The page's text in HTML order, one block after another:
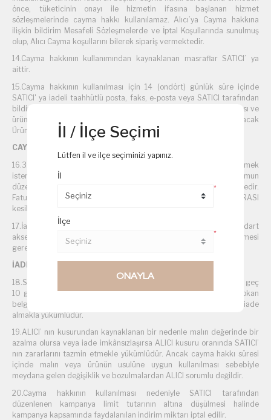
önce, tüketicinin onayı ile hizmetin ifasına başlanan hizmet
sözleşmelerinde cayma hakkı kullanılamaz. Alıcı’ya Cayma hakkına
ilişkin bildirim Mesafeli Sözleşmelerde ve İptal Koşullarında sunulmuş
olup, Alıcı Cayma koşullarını bilerek sipariş vermektedir.
14.Cayma hakkının kullanımından kaynaklanan masraflar SATICI’ ya
aittir.
15.Cayma hakkının kullanılması için 14 (ondört) günlük süre içinde
SATICI' ya iadeli taahhütlü posta, faks, e-posta veya SATICI tarafından
bildirilen yöntem ile yazılı veya ilgili yöntemle bildirimde bulunulması ve
ürünün işbu sözleşmede düzenlenen "Cayma Hakkı Kullanılamayacak
Ürünler" hükümleri çerçevesinde kullanılmamış olması şarttır.
CAYMA HAKKININ KULLANIMI:
16.3. kişiye veya ALICI’ ya teslim edilen ürünün faturası, (İade edilmek
istenen ürünün faturası kurumsal ise, iade ederken kurumun
düzenlemiş olduğu iade faturası ile gönderilmesi gerekmektedir.
Faturası kurumlar adına düzenlenen sipariş iadeleri İADE FATURASI
kesilmediği takdirde tamamlanamayacaktır.)
17.İade formu, İade edilecek ürünlerin kutusu, ambalajı, varsa standart
aksesuarları ile eksiksiz ve hasarsız olarak teslim edilmesi
gerekmektedir.
İADE KOŞULLARI:
18.SATICI, cayma bildiriminin kendisine ulaşmasından itibaren en geç
10 günlük süre içerisinde toplam bedeli ve ALICI’yı borç altına sokan
belgeleri ALICI’ ya iade etmek ve 20 günlük süre içerisinde malı iade
almakla yükümlüdür.
19.ALICI’ nın kusurundan kaynaklanan bir nedenle malın değerinde bir
azalma olursa veya iade imkânsızlaşırsa ALICI kusuru oranında SATICI’
nın zararlarını tazmin etmekle yükümlüdür. Ancak cayma hakkı süresi
içinde malın veya ürünün usulüne uygun kullanılması sebebiyle
meydana gelen değişiklik ve bozulmalardan ALICI sorumlu değildir.
20.Cayma hakkının kullanılması nedeniyle SATICI tarafından
düzenlenen kampanya limit tutarının altına düşülmesi halinde
kampanya kapsamında faydalanılan indirim miktarı iptal edilir.
İl / İlçe Seçimi
Lütfen il ve ilçe seçiminizi yapınız.
İl
*
İlçe
*
ONAYLA